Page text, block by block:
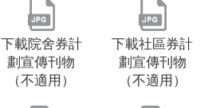
下載院舍券計
劃宣傳刊物
（不適用）
下載社區券計
劃宣傳刊物
（不適用）